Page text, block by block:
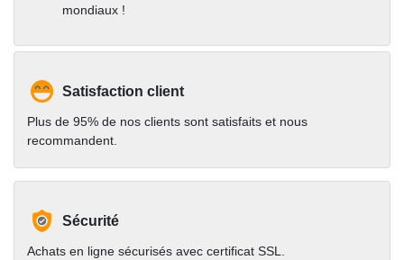
mondiaux !
Satisfaction client
Plus de 95% de nos clients sont satisfaits et nous
recommandent.
Sécurité
Achats en ligne sécurisés avec certificat SSL.